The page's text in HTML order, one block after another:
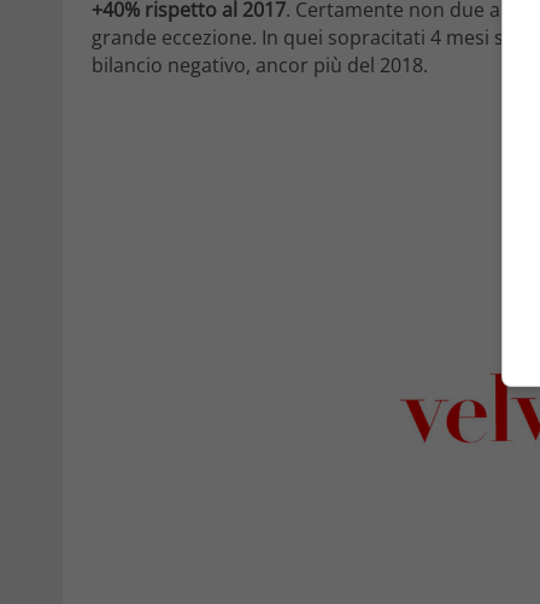
+40% rispetto al 2017. Certamente non due anni
grande eccezione. In quei sopracitati 4 mesi si
bilancio negativo, ancor più del 2018.